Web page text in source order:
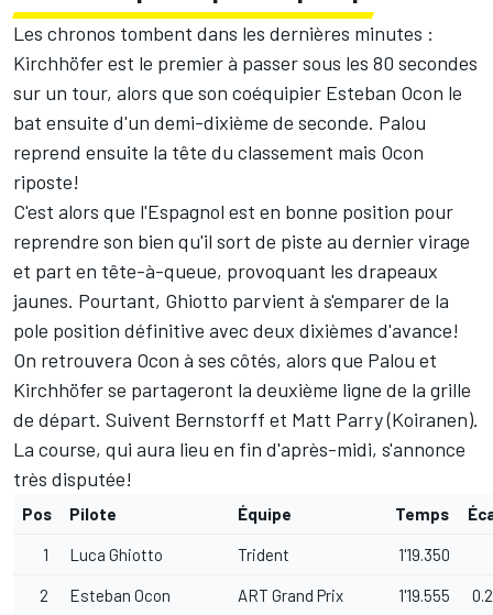
Les chronos tombent dans les dernières minutes :
Kirchhöfer est le premier à passer sous les 80 secondes
sur un tour, alors que son coéquipier Esteban Ocon le
bat ensuite d'un demi-dixième de seconde. Palou
reprend ensuite la tête du classement mais Ocon
riposte!
C'est alors que l'Espagnol est en bonne position pour
reprendre son bien qu'il sort de piste au dernier virage
et part en tête-à-queue, provoquant les drapeaux
jaunes. Pourtant, Ghiotto parvient à s'emparer de la
pole position définitive avec deux dixièmes d'avance!
On retrouvera Ocon à ses côtés, alors que Palou et
Kirchhöfer se partageront la deuxième ligne de la grille
de départ. Suivent Bernstorff et Matt Parry (Koiranen).
La course, qui aura lieu en fin d'après-midi, s'annonce
très disputée!
Pos Pilote Équipe Temps
1 Luca Ghiotto Trident 1'19.350
2 Esteban Ocon ART Grand Prix 1'19.555